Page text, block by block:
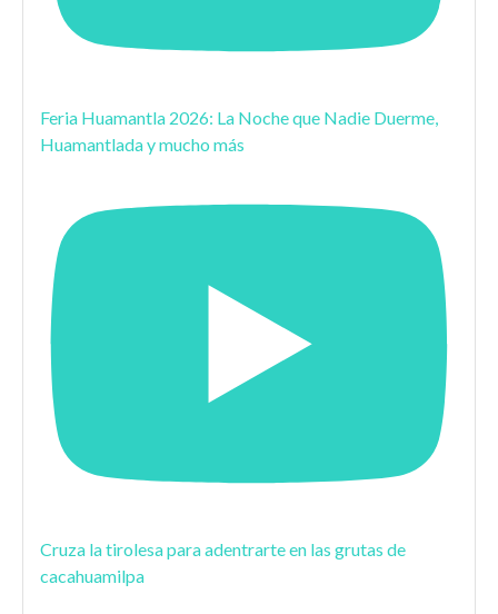
Feria Huamantla 2026: La Noche que Nadie Duerme,
Huamantlada y mucho más
Cruza la tirolesa para adentrarte en las grutas de
cacahuamilpa